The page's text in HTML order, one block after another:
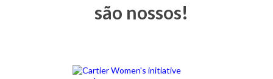
são nossos!